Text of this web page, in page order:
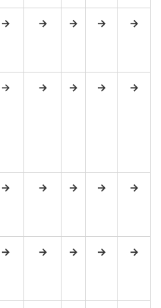
→ → → → →
→ → → → →
→ → → → →
→ → → → →